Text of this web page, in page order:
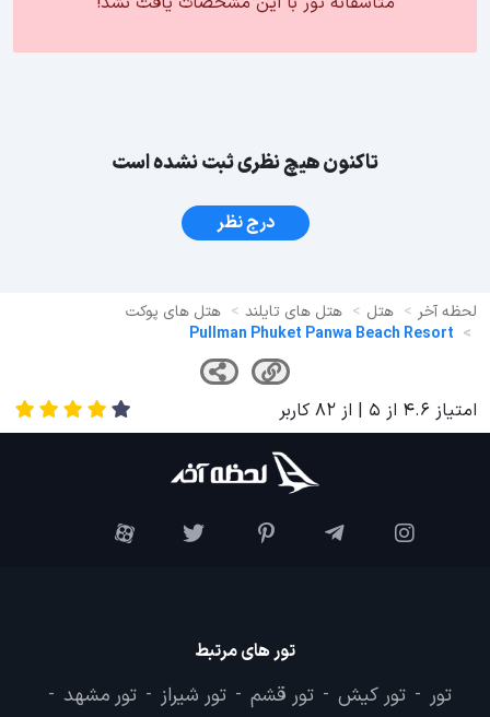
تاکنون هیچ نظری ثبت نشده است
درج نظر
لحظه آخر هتل هتل های تایلند
هتل های پوکت
Pullman Phuket Panwa Beach Resort
امتیاز 4.6 از 5 | از 82 کاربر
تور های مرتبط
تور - تور کیش - تور قشم - تور شیراز - تور مشهد -